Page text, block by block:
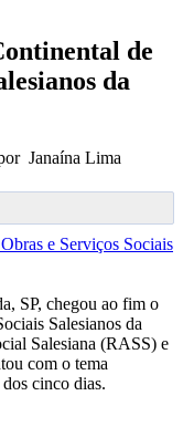
de
da
Janaína Lima
SP, chegou ao fim o
Salesianos da
Salesiana (RASS) e
com o tema
cinco dias.